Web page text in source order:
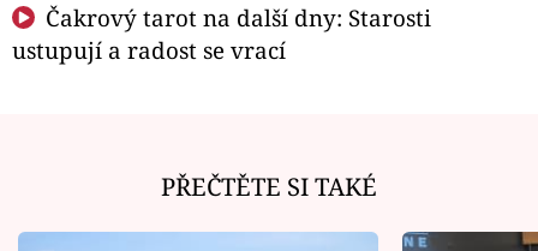
Čakrový tarot na další dny: Starosti
ustupují a radost se vrací
PŘEČTĚTE SI TAKÉ